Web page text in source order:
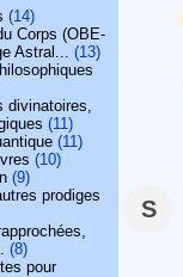
(14)
Corps (OBE-
Astral... (13)
divinatoires,
(11)
(11)
(10)
(9)
prodiges
(8)
pour
S